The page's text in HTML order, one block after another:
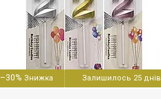
–30% Залишилось 25 днів